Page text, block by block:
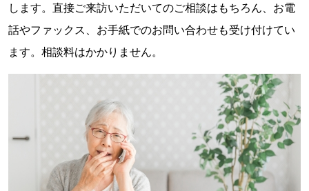
します。直接ご来訪いただいてのご相談はもちろん、お電
話やファックス、お手紙でのお問い合わせも受け付けてい
ます。相談料はかかりません。